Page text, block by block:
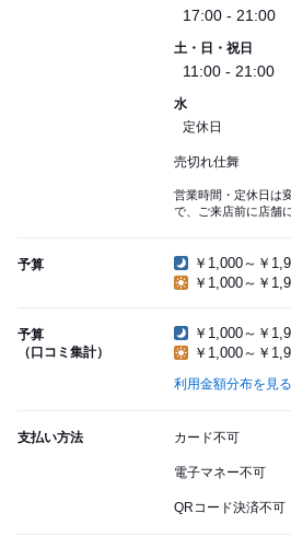
17:00 - 21:00
土・日・祝日
11:00 - 21:00
水
定休日
売切れ仕舞
営業時間・定休日は
で、ご来店前に店舗
予算
￥1,000～￥
￥1,000～￥
予算
（口コミ集計）
￥1,000～￥
￥1,000～￥
利用金額分布を見る
支払い方法 カード不可
電子マネー不可
QRコード決済不可